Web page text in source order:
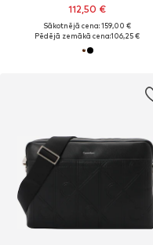
112,50 €
Sākotnējā cena: 159,00 €
Pēdējā zemākā cena:106,25 €